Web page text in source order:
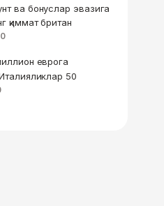
ва бонуслар эвазига
қиммат британ
0
еврога
50